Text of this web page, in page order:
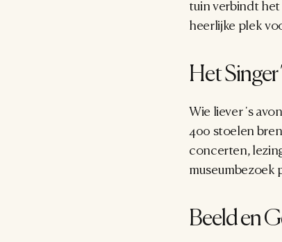
tuin verbindt het
heerlijke plek
Het
Wie liever 's
400 stoelen
concerten,
museumbezoek
Beeld en